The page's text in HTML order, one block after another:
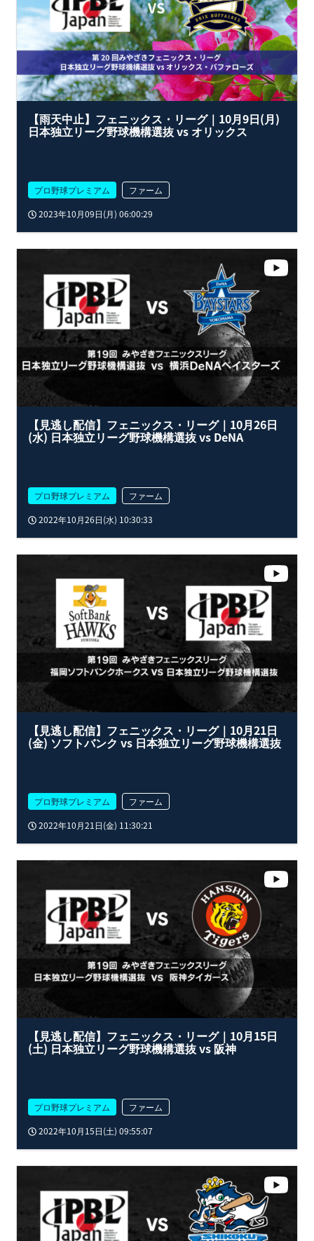
【雨天中止】フェニックス・リーグ｜10月9日(月)
日本独立リーグ野球機構選抜 vs オリックス
プロ野球プレミアム
ファーム
2023年10月09日(月) 06:00:29
【見逃し配信】フェニックス・リーグ｜10月26日
(水) 日本独立リーグ野球機構選抜 vs DeNA
プロ野球プレミアム
ファーム
2022年10月26日(水) 10:30:33
【見逃し配信】フェニックス・リーグ｜10月21日
(金) ソフトバンク vs 日本独立リーグ野球機構選抜
プロ野球プレミアム
ファーム
2022年10月21日(金) 11:30:21
【見逃し配信】フェニックス・リーグ｜10月15日
(土) 日本独立リーグ野球機構選抜 vs 阪神
プロ野球プレミアム
ファーム
2022年10月15日(土) 09:55:07